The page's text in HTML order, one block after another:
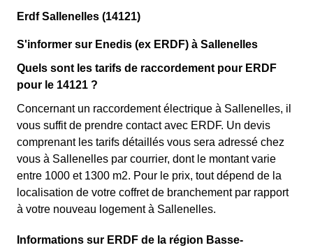
Erdf Sallenelles (14121)
S'informer sur Enedis (ex ERDF) à Sallenelles
Quels sont les tarifs de raccordement pour ERDF
pour le 14121 ?
Concernant un raccordement électrique à Sallenelles, il
vous suffit de prendre contact avec ERDF. Un devis
comprenant les tarifs détaillés vous sera adressé chez
vous à Sallenelles par courrier, dont le montant varie
entre 1000 et 1300 m2. Pour le prix, tout dépend de la
localisation de votre coffret de branchement par rapport
à votre nouveau logement à Sallenelles.
Informations sur ERDF de la région Basse-